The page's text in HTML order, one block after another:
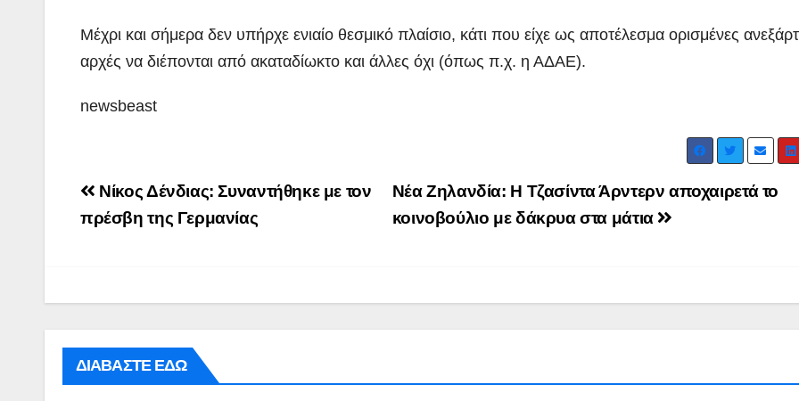
Μέχρι και σήμερα δεν υπήρχε ενιαίο θεσμικό πλαίσιο, κάτι που είχε ως αποτέλεσμα ορισμένες
αρχές να διέπονται από ακαταδίωκτο και άλλες όχι (όπως π.χ. η ΑΔΑΕ).
newsbeast
Post
navigation
Νέα Ζηλανδία: Η Τζασίντα Άρντερν αποχαιρετά το
κοινοβούλιο με δάκρυα στα μάτια
Νίκος Δένδιας: Συναντήθηκε με τον
πρέσβη της Γερμανίας
ΔΙΑΒΑΣΤΕ ΕΔΩ